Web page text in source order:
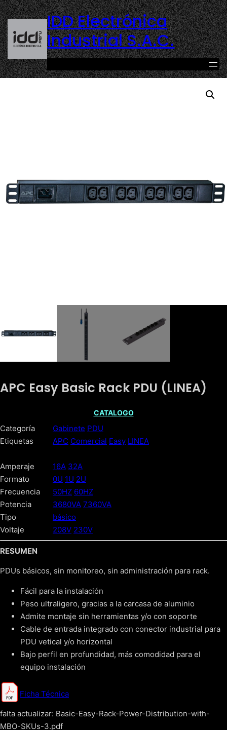
IDD Electrónica
Industrial S.A.C.
APC Easy Basic Rack PDU (LINEA)
CATALOGO
Categoría Gabinete PDU
Etiquetas
APC Comercial Easy LINEA
Amperaje 16A 32A
Formato
0U 1U 2U
Frecuencia
50HZ 60HZ
Potencia
3680VA 7360VA
Tipo
básico
Voltaje
208V 230V
RESUMEN
PDUs básicos, sin monitoreo, sin administración para rack.
Fácil para la instalación
Peso ultraligero, gracias a la carcasa de aluminio
Admite montaje sin herramientas y/o con soporte
Cable de entrada integrado con conector industrial para
PDU vetical y/o horizontal
Bajo perfil en profundidad, más comodidad para el
equipo instalación
Ficha Técnica
falta actualizar: Basic-Easy-Rack-Power-Distribution-with-
MBO-SKUs-3.pdf